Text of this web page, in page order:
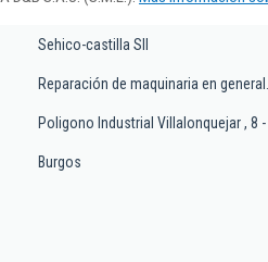
Sehico-castilla Sll
Reparación de maquinaria en general.
Poligono Industrial Villalonquejar , 8 -
Burgos